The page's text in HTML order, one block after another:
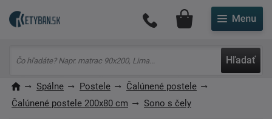
Hľadať
Môj účet
Spálne Postele
Čalúnené postele
Čalúnené postele 200x80 cm
Sono s čely